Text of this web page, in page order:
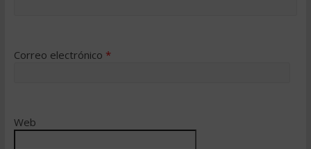
Correo electrónico *
Web